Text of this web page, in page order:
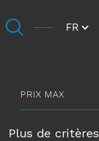
Langue
FR
max
Plus de critères